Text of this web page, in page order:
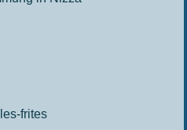
frites